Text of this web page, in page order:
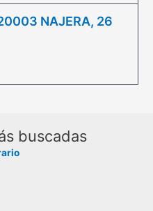
NAJERA, 26
buscadas